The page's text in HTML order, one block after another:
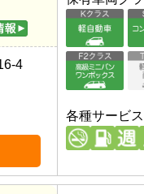
4
各種サービス